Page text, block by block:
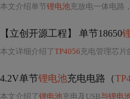
本文介绍单节锂电池充放电一体电路
【立创开源工程】 单节18650
本文详细介绍了TP4056充电管理芯片
4.2V单节锂电池充电电路（
本文介绍了锂电池充电及USB与锂电